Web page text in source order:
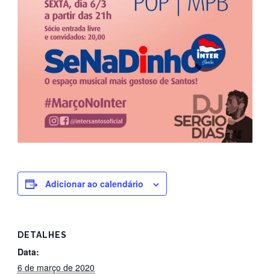
Adicionar ao calendário
DETALHES
Data:
6 de março de 2020